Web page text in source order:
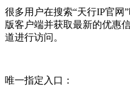
很多用户在搜索“天行IP官网
版客户端并获取最新的优惠
道进行访问。
唯一指定入口：